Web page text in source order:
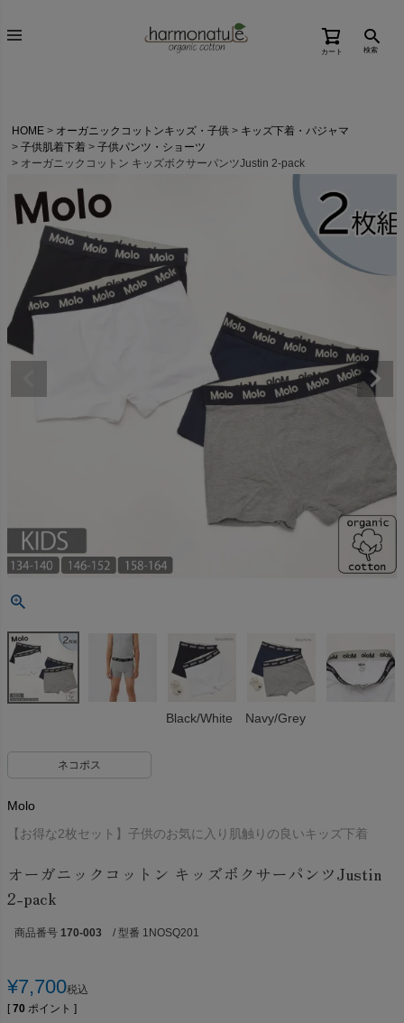
カート 検索
HOME オーガニックコットンキッズ・子供
キッズ下着・パジャマ
子供肌着下着
子供パンツ・ショーツ
オーガニックコットン キッズボクサーパンツJustin 2-pack
Black/White Navy/Grey
ネコポス
Molo
【お得な2枚セット】子供のお気に入り肌触りの良いキッズ下着
オーガニックコットン キッズボクサーパンツJustin
2-pack
商品番号 170-003 / 型番 1NOSQ201
¥7,700税込
[ 70 ポイント ]